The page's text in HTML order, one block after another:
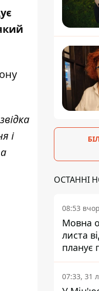
і
ОСТАННІ
08:53
Мовна
листа
планує
07:33, 31